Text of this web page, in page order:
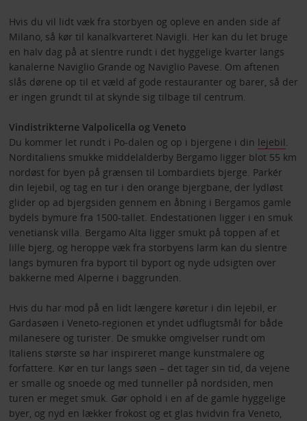
Hvis du vil lidt væk fra storbyen og opleve en anden side af
Milano, så kør til kanalkvarteret Navigli. Her kan du let bruge
en halv dag på at slentre rundt i det hyggelige kvarter langs
kanalerne Naviglio Grande og Naviglio Pavese. Om aftenen
slås dørene op til et væld af gode restauranter og barer, så der
er ingen grundt til at skynde sig tilbage til centrum.
Vindistrikterne Valpolicella og Veneto
Du kommer let rundt i Po-dalen og op i bjergene i din lejebil.
Norditaliens smukke middelalderby Bergamo ligger blot 55 km
nordøst for byen på grænsen til Lombardiets bjerge. Parkér
din lejebil, og tag en tur i den orange bjergbane, der lydløst
glider op ad bjergsiden gennem en åbning i Bergamos gamle
bydels bymure fra 1500-tallet. Endestationen ligger i en smuk
venetiansk villa. Bergamo Alta ligger smukt på toppen af et
lille bjerg, og heroppe væk fra storbyens larm kan du slentre
langs bymuren fra byport til byport og nyde udsigten over
bakkerne med Alperne i baggrunden.
Hvis du har mod på en lidt længere køretur i din lejebil, er
Gardasøen i Veneto-regionen et yndet udflugtsmål for både
milanesere og turister. De smukke omgivelser rundt om
Italiens største sø har inspireret mange kunstmalere og
forfattere. Kør en tur langs søen – det tager sin tid, da vejene
er smalle og snoede og med tunneller på nordsiden, men
turen er meget smuk. Gør ophold i en af de gamle hyggelige
byer, og nyd en lækker frokost og et glas hvidvin fra Veneto,